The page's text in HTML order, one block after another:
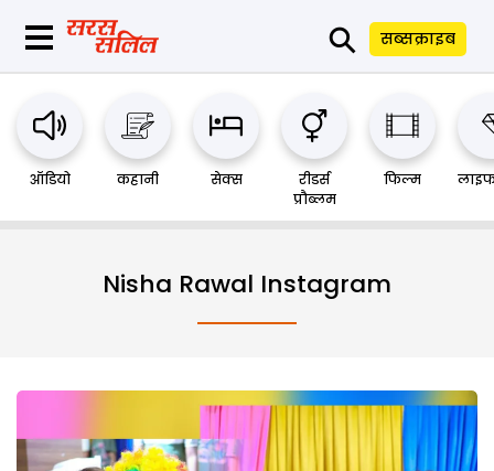
⚲ सब्सक्राइब
ऑडियो कहानी सेक्स
रीडर्स
प्रौब्लम
फिल्म
Nisha Rawal Instagram